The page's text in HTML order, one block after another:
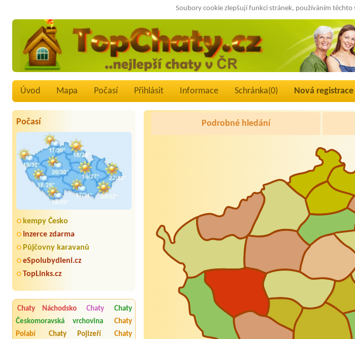
Soubory cookie zlepšují funkci stránek, používáním
Úvod Mapa Počasí Přihlásit Informace Schránka(0) Nová registrace
Počasí
kempy Česko
Inzerce zdarma
Půjčovny karavanů
eSpolubydleni.cz
TopLinks.cz
Chaty Náchodsko Chaty
Chaty
Českomoravská vrchovina
Chaty
Polabí
Chaty Pojizeří
Chaty
Podrobné hledání